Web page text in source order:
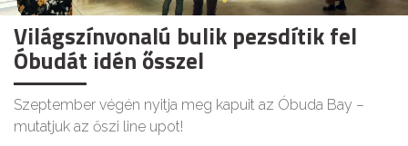
Világszínvonalú bulik pezsdítik fel
Óbudát idén ősszel
Szeptember végén nyitja meg kapuit az Óbuda Bay –
mutatjuk az őszi line upot!